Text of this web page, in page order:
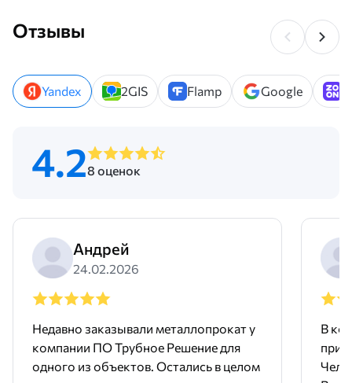
Отзывы
Yandex 2GIS Flamp Google
4.28 оценок
Андрей
24.02.2026
Недавно заказывали металлопрокат у
компании ПО Трубное Решение для
одного из объектов. Остались в целом
В
Челябинск.